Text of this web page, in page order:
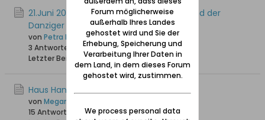
21.Juni 2025 - Mitgiederversammlung Bund der
Danziger e. V.
von Petra M.
3 Antworten
2.317 Hits0 Likes
Letzter Beitrag
25.05.2025, 18:40
Haus Hansestadt Danzig - Lübeck
von Megande
15 Antworten
20.516 Hits0 Likes
Forum möglicherweise
außerhalb Ihres Landes
gehostet wird und Sie der
Erhebung, Speicherung und
Verarbeitung Ihrer Daten in
dem Land, in dem dieses Forum
gehostet wird, zustimmen.
We process personal data